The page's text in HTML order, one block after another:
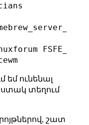
եմ ունենալ
տեղում
շատ